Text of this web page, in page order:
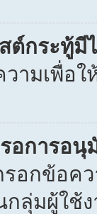
ต์กระทู้มี
มเพื่อใ
อการอนุ
อกข้อค
ลุ่มผู้ใช้